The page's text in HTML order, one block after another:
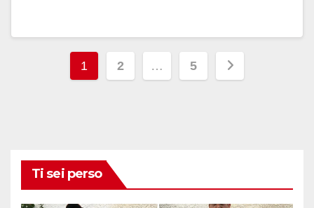
Paginazione
1 2 … 5
Ti sei perso